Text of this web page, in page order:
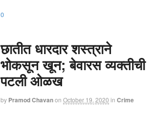
0
छातीत धारदार शस्त्राने
भोकसून खून; बेवारस व्यक्तीची
पटली ओळख
by Pramod Chavanon October 19, 2020 in Crime